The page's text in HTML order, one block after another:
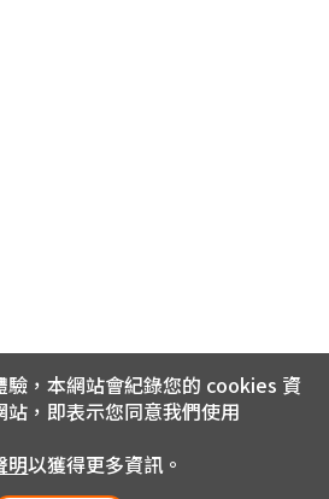
驗，本網站會紀錄您的 cookies 資
，即表示您同意我們使用
明以獲得更多資訊。